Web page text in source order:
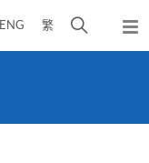
ENG 繁
开
弹
出